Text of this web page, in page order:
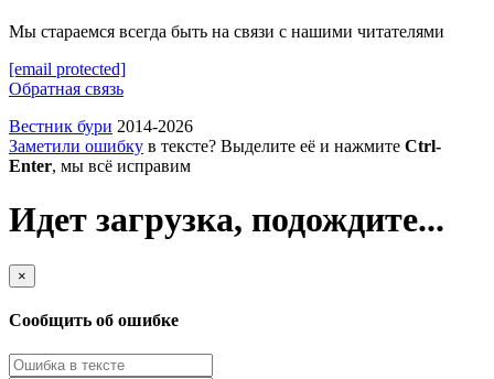
Мы стараемся всегда быть на связи с нашими читателями
[email protected]
Обратная связь
Вестник бури 2014-2026
Заметили ошибку в тексте? Выделите её и нажмите Ctrl-
Enter, мы всё исправим
Идет загрузка, подождите...
×
Сообщить об ошибке